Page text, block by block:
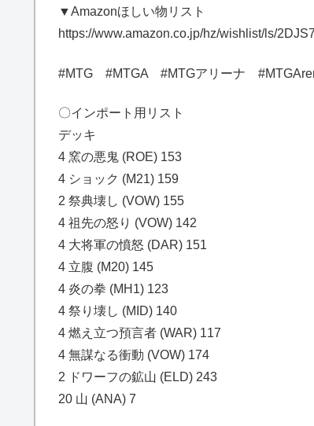
▼Amazonほしい物リスト
https://www.amazon.co.jp/hz/wishlist/ls/
#MTG #MTGA #MTGアリーナ
〇インポート用リスト
デッキ
4 窯の悪鬼 (ROE) 153
4 ショック (M21) 159
2 祭典壊し (VOW) 155
4 祖先の怒り (VOW) 142
4 大将軍の憤怒 (DAR) 151
4 立腹 (M20) 145
4 炎の拳 (MH1) 123
4 祭り壊し (MID) 140
4 燃え立つ預言者 (WAR) 117
4 無謀なる衝動 (VOW) 174
2 ドワーフの鉱山 (ELD) 243
20 山 (ANA) 7